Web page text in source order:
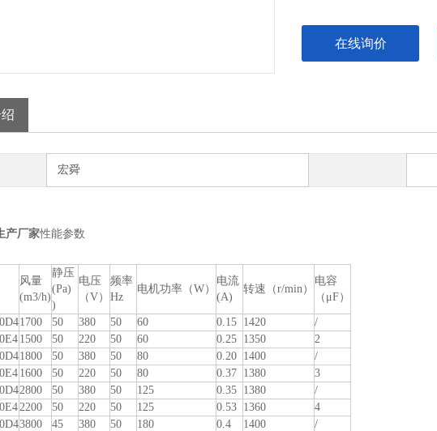
在线询价
宏舜
产厂家性能参数
风量
(m3/h)
静压
(Pa)
)
电压
（V）
频率
Hz
电机功率（W）
电流
(A)
转速（r/min）
电容
（μF）
1700 50 380 50 60 0.15 1420
/
1500 50 220 50 60 0.25 1350
2
1800 50 380 50 80 0.20 1400
/
1600 50 220 50 80 0.37 1380
3
2800 50 380 50 125 0.35 1380
/
2200 50 220 50 125 0.53 1360
4
3800 45 380 50 180 0.4 1400
/